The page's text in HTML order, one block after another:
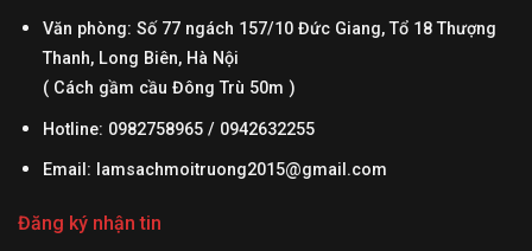
Văn phòng: Số 77 ngách 157/10 Đức Giang, Tổ 18 Thượng
Thanh, Long Biên, Hà Nội
( Cách gầm cầu Đông Trù 50m )
Hotline: 0982758965 / 0942632255
Email: lamsachmoitruong2015@gmail.com
Đăng ký nhận tin